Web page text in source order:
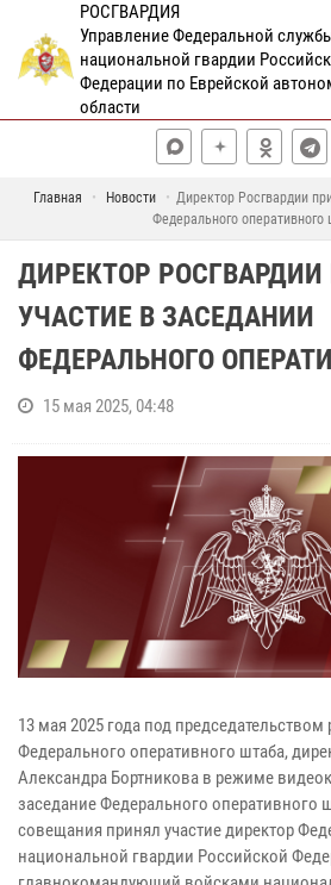
РОСГВАРДИЯ
Управление Федеральной
национальной гвардии
Федерации по Еврейской
области
Главная Новости
Директор Росгвардии
Федерального оперативного
ДИРЕКТОР
УЧАСТИЕ В ЗАСЕДАНИИ
ФЕДЕРАЛЬНОГО
15 мая 2025, 04:48
13 мая 2025 года под председательством
Федерального оперативного штаба,
Александра Бортникова в режиме
заседание Федерального оперативного
совещания принял участие директор
национальной гвардии Российской